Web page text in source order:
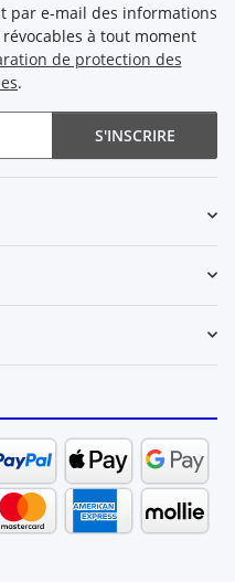
par e-mail des informations
à tout moment
de protection des
.
S'INSCRIRE